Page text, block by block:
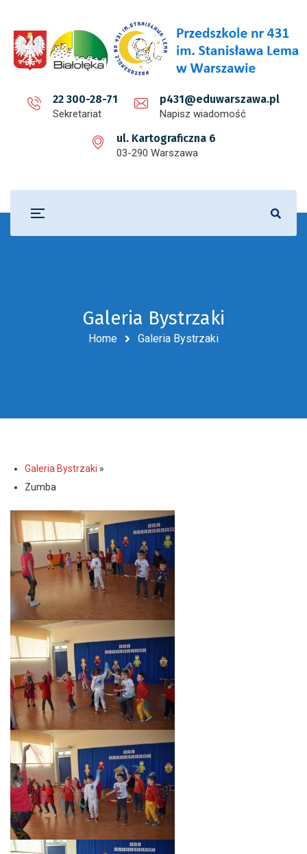
22 300-28-71
Sekretariat
p431@eduwarszawa.pl
Napisz wiadomość
ul. Kartograficzna 6
03-290 Warszawa
Galeria Bystrzaki
Home Galeria Bystrzaki
Galeria Bystrzaki »
Zumba